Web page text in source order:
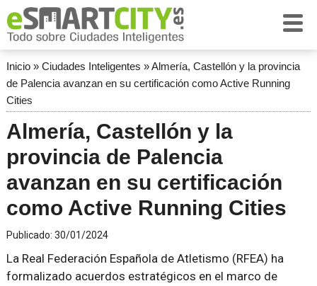
Inicio» Ciudades Inteligentes »Almería, Castellón y la provincia
de Palencia avanzan en su certificación como Active Running
Cities
Almería, Castellón y la
provincia de Palencia
avanzan en su certificación
como Active Running Cities
Publicado: 30/01/2024
La Real Federación Española de Atletismo (RFEA) ha
formalizado acuerdos estratégicos en el marco de